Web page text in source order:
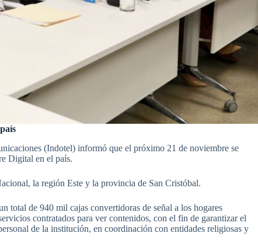
(Indotel) informó que el próximo 21 de noviembre se
Digital en el país.
la región Este y la provincia de San Cristóbal.
total de 940 mil cajas convertidoras de señal a los hogares
contratados para ver contenidos, con el fin de garantizar el
de la institución, en coordinación con entidades religiosas y